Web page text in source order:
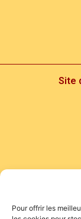
Pour offrir les
Site